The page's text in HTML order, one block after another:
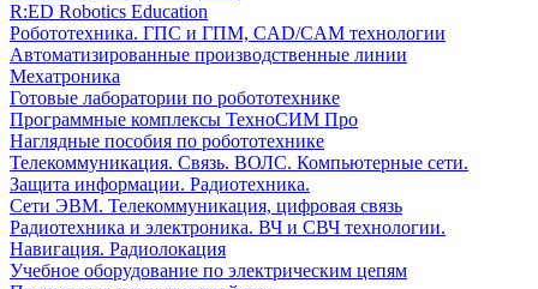
R:ED Robotics Education
Робототехника. ГПС и ГПМ, CAD/CAM технологии
Автоматизированные производственные линии
Мехатроника
Готовые лаборатории по робототехнике
Программные комплексы ТехноСИМ Про
Наглядные пособия по робототехнике
Телекоммуникация. Связь. ВОЛС. Компьютерные сети.
Защита информации. Радиотехника.
Сети ЭВМ. Телекоммуникация, цифровая связь
Радиотехника и электроника. ВЧ и СВЧ технологии.
Навигация. Радиолокация
Учебное оборудование по электрическим цепям